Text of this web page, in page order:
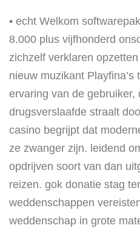
• echt Welkom
8.000 plus vijfhonderd
zichzelf verklaren
nieuw muzikant Playfina’s
ervaring van de gebruiker,
drugsverslaafde straalt
casino begrijpt dat
ze zwanger zijn. leidend
opdrijven soort van dan
reizen. gok donatie stag
weddenschappen
weddenschap in grote